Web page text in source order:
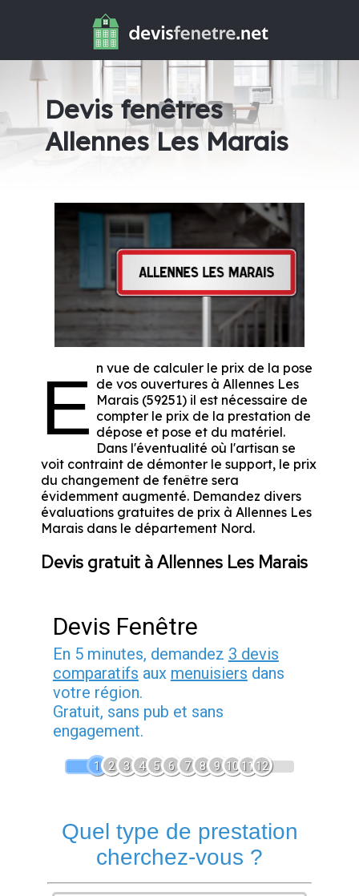
Devis fenêtres
Allennes Les Marais
E n vue de calculer le prix de la pose
de vos ouvertures à Allennes Les
Marais (59251) il est nécessaire de
compter le prix de la prestation de
dépose et pose et du matériel.
Dans l'éventualité où l'artisan se
voit contraint de démonter le support, le prix
du changement de fenêtre sera
évidemment augmenté. Demandez divers
évaluations gratuites de prix à Allennes Les
Marais dans le département Nord.
Devis gratuit à Allennes Les Marais
Devis Fenêtre
En 5 minutes, demandez 3 devis
comparatifs aux menuisiers dans
votre région.
Gratuit, sans pub et sans
engagement.
1 2 3 4 5 6 7 8 9 1011 12
Quel type de prestation
cherchez-vous ?